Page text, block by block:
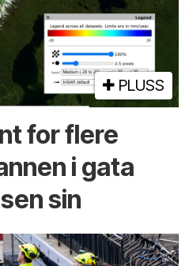
PLUSS
for flere
i gata
sin